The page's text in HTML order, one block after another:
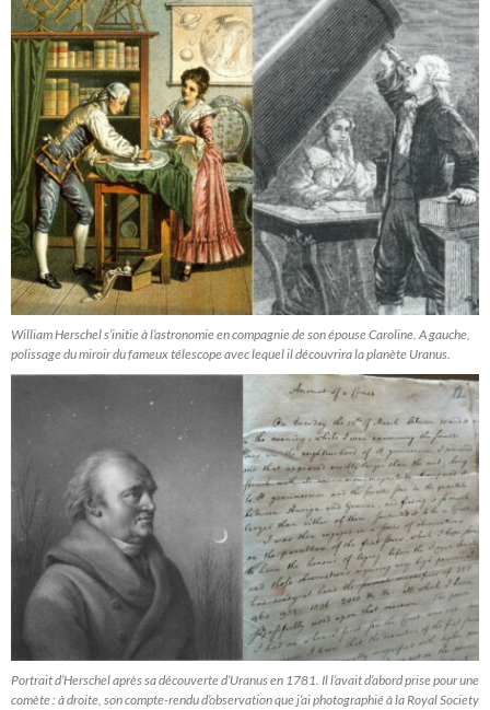
William Herschel s’initie à l’astronomie en compagnie de son épouse Caroline. A gauche,
polissage du miroir du fameux télescope avec lequel il découvrira la planète Uranus.
Portrait d’Herschel après sa découverte d’Uranus en 1781. Il l’avait d’abord prise pour une
comète : à droite, son compte-rendu d’observation que j’ai photographié à la Royal Society